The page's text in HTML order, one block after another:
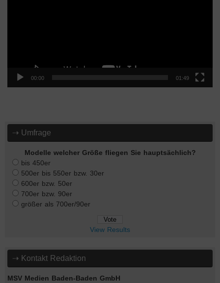
00:00 01:49
⇢ Umfrage
Modelle welcher Größe fliegen Sie hauptsächlich?
bis 450er
500er bis 550er bzw. 30er
600er bzw. 50er
700er bzw. 90er
größer als 700er/90er
View Results
⇢ Kontakt Redaktion
MSV Medien Baden-Baden GmbH